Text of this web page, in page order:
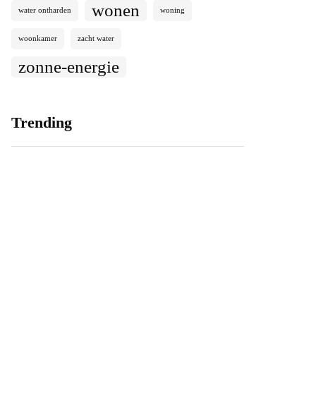
water ontharden wonen woning
woonkamer zacht water
zonne-energie
Trending